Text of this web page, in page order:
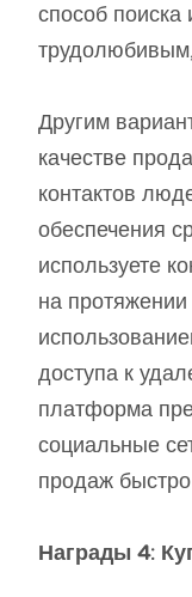
способ
Другим
качестве
контактов
обеспечения
используете
на протяжении
доступа к
платформа
социальные
продаж быстро
Награды 4: